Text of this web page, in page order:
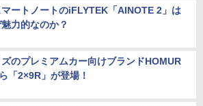
ートノートのiFLYTEK「AINOTE 2」は
力的なのか？
ズのプレミアムカー向けブランドHOMUR
「2×9R」が登場！